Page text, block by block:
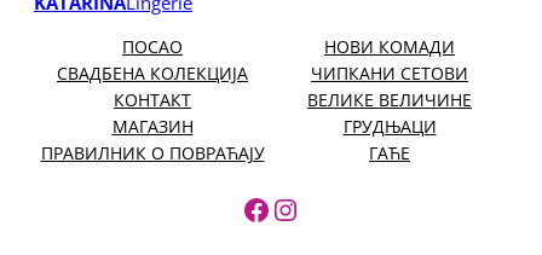
ПОСАО
СВАДБЕНА КОЛЕКЦИЈА
КОНТАКТ
МАГАЗИН
ПРАВИЛНИК О ПОВРАЋАЈУ
НОВИ КОМАДИ
ЧИПКАНИ СЕТОВИ
ВЕЛИКЕ ВЕЛИЧИНЕ
ГРУДЊАЦИ
ГАЋЕ
https://
https://